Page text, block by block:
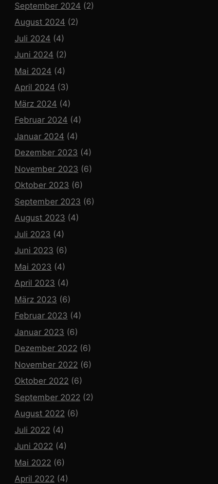
September 2024 (2)
August 2024 (2)
Juli 2024 (4)
Juni 2024 (2)
Mai 2024 (4)
April 2024 (3)
März 2024 (4)
Februar 2024 (4)
Januar 2024 (4)
Dezember 2023 (4)
November 2023 (6)
Oktober 2023 (6)
September 2023 (6)
August 2023 (4)
Juli 2023 (4)
Juni 2023 (6)
Mai 2023 (4)
April 2023 (4)
März 2023 (6)
Februar 2023 (4)
Januar 2023 (6)
Dezember 2022 (6)
November 2022 (6)
Oktober 2022 (6)
September 2022 (2)
August 2022 (6)
Juli 2022 (4)
Juni 2022 (4)
Mai 2022 (6)
April 2022 (4)